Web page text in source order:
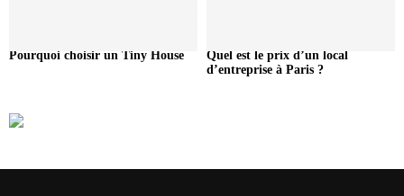
Pourquoi choisir un Tiny House
Quel est le prix d’un local
d’entreprise à Paris ?